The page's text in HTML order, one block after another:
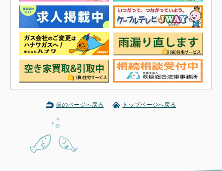
前のページへ戻る トップページへ戻る